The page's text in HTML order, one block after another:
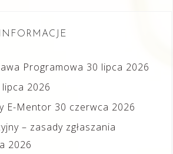
Programowa 30 lipca 2026
lipca 2026
E-Mentor 30 czerwca 2026
– zasady zgłaszania
2026